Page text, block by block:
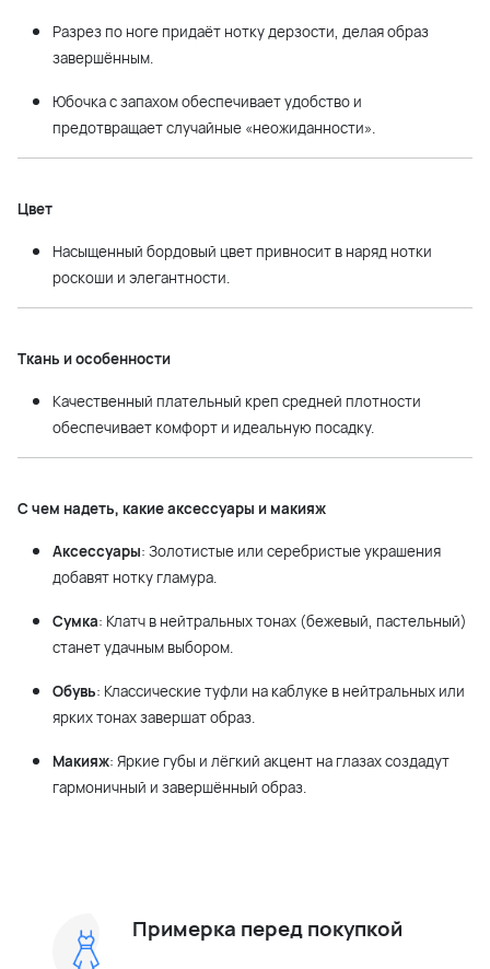
Разрез по ноге придаёт нотку дерзости, делая образ
завершённым.
Юбочка с запахом обеспечивает удобство и
предотвращает случайные «неожиданности».
Цвет
Насыщенный бордовый цвет привносит в наряд нотки
роскоши и элегантности.
Ткань и особенности
Качественный плательный креп средней плотности
обеспечивает комфорт и идеальную посадку.
С чем надеть, какие аксессуары и макияж
Аксессуары: Золотистые или серебристые украшения
добавят нотку гламура.
Сумка: Клатч в нейтральных тонах (бежевый, пастельный)
станет удачным выбором.
Обувь: Классические туфли на каблуке в нейтральных или
ярких тонах завершат образ.
Макияж: Яркие губы и лёгкий акцент на глазах создадут
гармоничный и завершённый образ.
Примерка перед покупкой